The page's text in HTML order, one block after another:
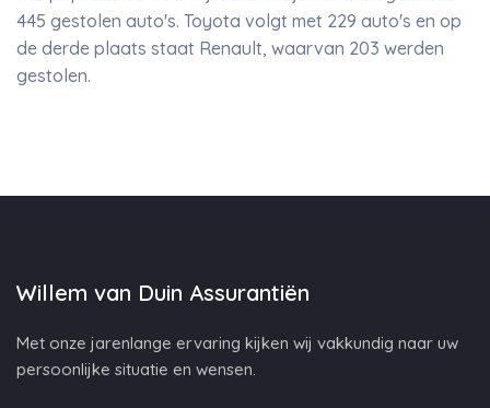
445 gestolen auto's. Toyota volgt met 229 auto's en op
de derde plaats staat Renault, waarvan 203 werden
gestolen.
Willem van Duin Assurantiën
Met onze jarenlange ervaring kijken wij vakkundig naar uw
persoonlijke situatie en wensen.